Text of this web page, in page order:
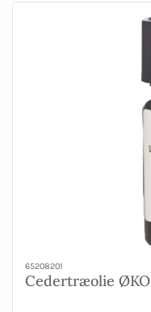
65208201
Cedertræolie ØKO